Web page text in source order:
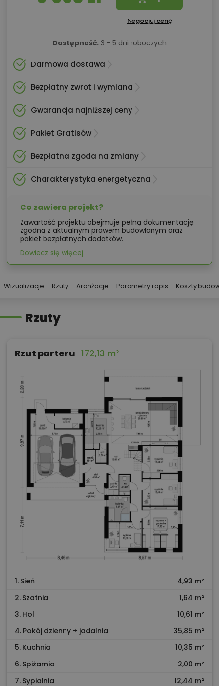
Negocjuj cenę
Dostępność: 3 - 5 dni roboczych
Darmowa dostawa
Bezpłatny zwrot i wymiana
Gwarancja najniższej ceny
Pakiet Gratisów
Bezpłatna zgoda na zmiany
Charakterystyka energetyczna
Co zawiera projekt?
Zawartość projektu obejmuje pełną dokumentację
zgodną z aktualnym prawem budowlanym oraz
pakiet bezpłatnych dodatków.
Dowiedz się więcej
Wizualizacje Rzuty Aranżacje Parametry i opis Koszty
Rzuty
Rzut parteru 172,13 m²
1. Sień
4,93 m²
2. Szatnia
1,64 m²
3. Hol
10,61 m²
4. Pokój dzienny + jadalnia
35,85 m²
5. Kuchnia
10,35 m²
6. Spiżarnia
2,00 m²
7. Sypialnia
12,44 m²